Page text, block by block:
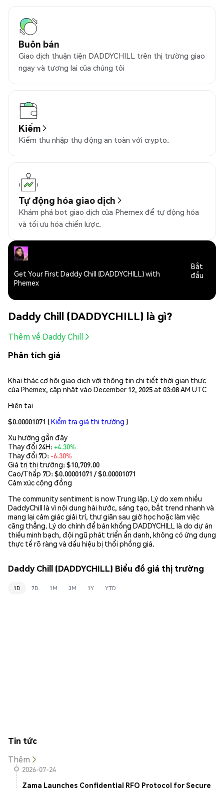
Buôn bán
Giao dịch thuận tiện DADDYCHILL trên thị trường giao
ngay và tương lai của chúng tôi
Kiếm
Kiếm thu nhập thụ động an toàn với crypto.
Tự động hóa giao dịch
Khám phá bot giao dịch của Phemex để tự động hóa
và tối ưu hóa chiến lược.
Get Your First Daddy Chill (DADDYCHILL) with
Phemex
Bắt
đầu
Daddy Chill (DADDYCHILL) là gì?
Thêm về Daddy Chill
Phân tích giá
Khai thác cơ hội giao dịch với thông tin chi tiết thời gian thực
của Phemex, cập nhật vào December 12, 2025 at 03:08 AM UTC
Hiện tại
$0.00001071 (Kiểm tra giá thị trường )
Xu hướng gần đây
Thay đổi 24H:+4.30%
Thay đổi 7D: -6.30%
Giá trị thị trường:$10,709.00
Cao/Thấp 7D: $0.00001071 / $0.00001071
Cảm xúc cộng đồng
The community sentiment is now Trung lập. Lý do xem nhiều
DaddyChill là vì nội dung hài hước, sáng tạo, bắt trend nhanh và
mang lại cảm giác giải trí, thư giãn sau giờ học hoặc làm việc
căng thẳng. Lý do chính để bán khống DADDYCHILL là do dự án
thiếu minh bạch, đội ngũ phát triển ẩn danh, không có ứng dụng
thực tế rõ ràng và dấu hiệu bị thổi phồng giá.
Daddy Chill (DADDYCHILL) Biểu đồ giá thị trường
1D 7D 1M 3M 1Y YTD
Tin tức
Thêm
2026-07-24
Zama Launches Confidential RFQ Protocol for Secure